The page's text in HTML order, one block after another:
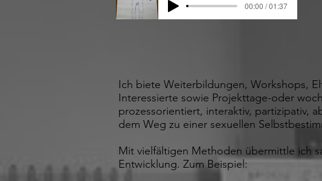
00:00 / 01:37
Ich biete Weiterbildungen, Workshops,
Interessierte sowie Projekttage-oder
prozessorientiert, interaktiv, partizipativ,
dem Weg zu einer sexuellen
Mit vielfältigen Methoden übermittle ich
Entwicklung. Zum Beispiel: